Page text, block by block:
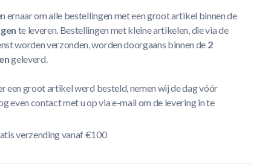
ernaar om alle bestellingen met een groot artikel binnen de
te leveren. Bestellingen met kleine artikelen, die via de
worden verzonden, worden doorgaans binnen de 2
geleverd.
een groot artikel werd besteld, nemen wij de dag vóór
even contact met u op via e-mail om de levering in te
verzending vanaf €100